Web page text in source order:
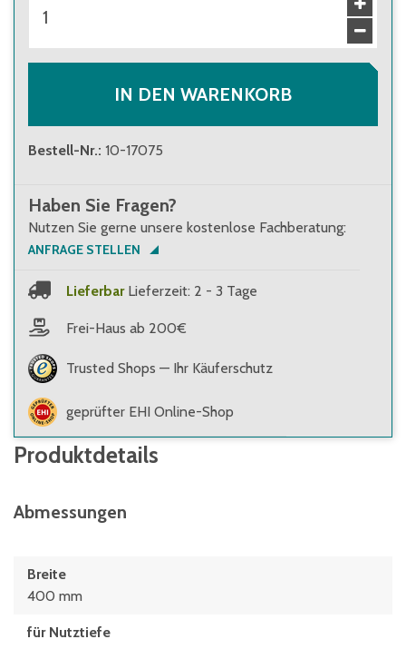
IN DEN WARENKORB
Bestell-Nr.: 10-17075
Haben Sie Fragen?
Nutzen Sie gerne unsere kostenlose Fachberatung:
ANFRAGE STELLEN
Lieferbar Lieferzeit: 2 - 3 Tage
Frei-Haus ab 200€
Trusted Shops — Ihr Käuferschutz
geprüfter EHI Online-Shop
Produktdetails
Abmessungen
Breite
400 mm
für Nutztiefe